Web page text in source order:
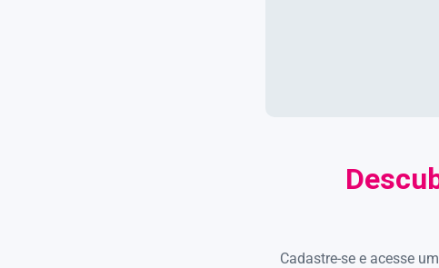
Cadastre-se e acesse